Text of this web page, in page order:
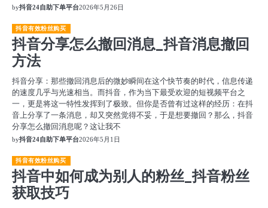
by抖音24自助下单平台2026年5月26日
抖音有效粉丝购买
抖音分享怎么撤回消息_抖音消息撤回
方法
抖音分享：那些撤回消息后的微妙瞬间在这个快节奏的时代，信息传递
的速度几乎与光速相当。而抖音，作为当下最受欢迎的短视频平台之
一，更是将这一特性发挥到了极致。但你是否曾有过这样的经历：在抖
音上分享了一条消息，却又突然觉得不妥，于是想要撤回？那么，抖音
分享怎么撤回消息呢？这让我不
by抖音24自助下单平台2026年5月1日
抖音有效粉丝购买
抖音中如何成为别人的粉丝_抖音粉丝
获取技巧